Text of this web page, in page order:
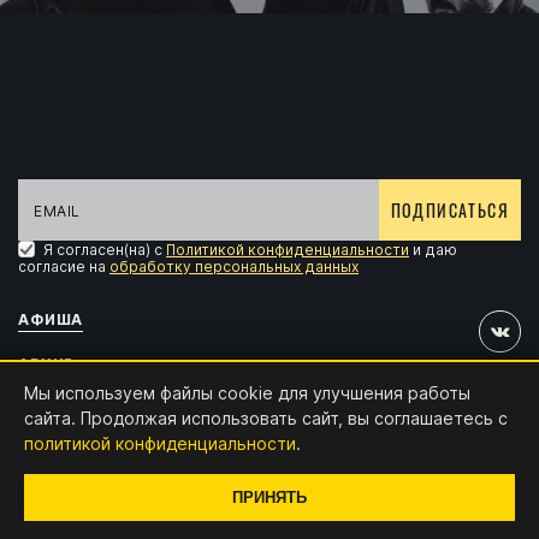
Мы используем файлы cookie для улучшения работы
сайта. Продолжая использовать сайт, вы соглашаетесь с
политикой конфиденциальности.
ПРИНЯТЬ
ПОДПИСАТЬСЯ
Я согласен(на) с Политикой конфиденциальности и даю
согласие на обработку персональных данных
АФИША
АРХИВ
АККРЕДИТАЦИЯ
КОНТАКТЫ
x4.digital